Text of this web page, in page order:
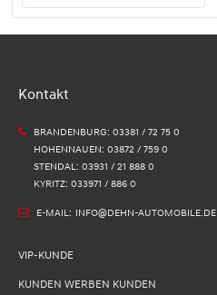
Kontakt
BRANDENBURG: 03381 / 72 75 0
HOHENNAUEN: 03872 / 759 0
STENDAL: 03931 / 21 888 0
KYRITZ: 033971 / 886 0
E-MAIL: INFO@DEHN-AUTOMOBILE.DE
VIP-KUNDE
KUNDEN WERBEN KUNDEN